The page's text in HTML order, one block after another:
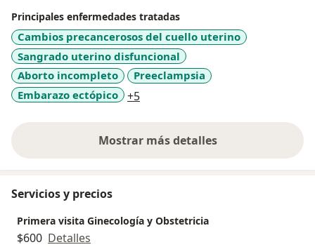
Medico Especialista en Ginecología y Obstetricia en el
Hospital Nicolás M Cedillo del GDF
Amplia experiencia en operación cesárea
Atención especializada en el trabajo de parto con
trato amable y respetuoso con orientación
Honorarios médicos de una cesárea Cirujano
Principales enfermedades tratadas
Cambios precancerosos del cuello uterino
Sangrado uterino disfuncional
Aborto incompleto
Preeclampsia
Embarazo ectópico
+5a11y_sr_more_diseases
Mostrar más detalles
sobre la experiencia
Servicios y precios
Primera visita Ginecología y Obstetricia
$600 Detalles